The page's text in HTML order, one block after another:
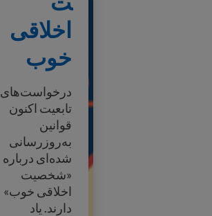
اخلاقی
خوب
درخواست‌های
تابعیت اکنون
قوانین
به‌روزرسانی
شده‌ای درباره
«شخصیت
اخلاقی خوب»
دارند. یاد